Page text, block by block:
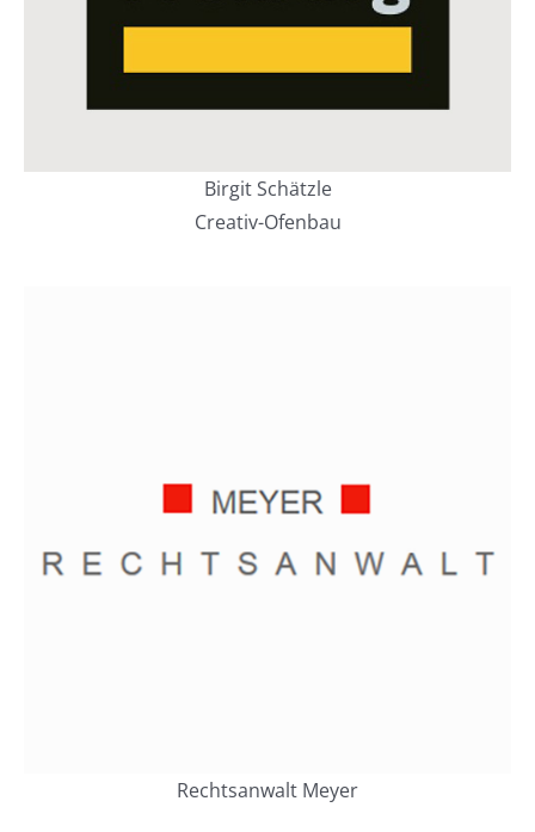
Birgit Schätzle
Creativ-Ofenbau
Rechtsanwalt Meyer